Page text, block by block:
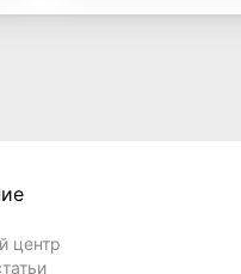
центр